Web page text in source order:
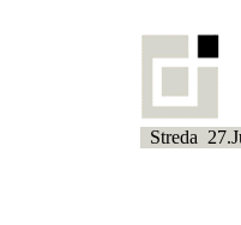
Streda